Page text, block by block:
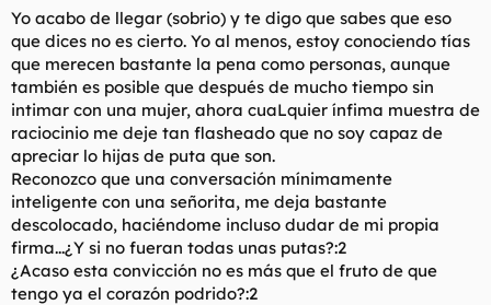
Yo acabo de llegar (sobrio) y te digo que sabes que eso
que dices no es cierto. Yo al menos, estoy conociendo tías
que merecen bastante la pena como personas, aunque
también es posible que después de mucho tiempo sin
intimar con una mujer, ahora cuaLquier ínfima muestra de
raciocinio me deje tan flasheado que no soy capaz de
apreciar lo hijas de puta que son.
Reconozco que una conversación mínimamente
inteligente con una señorita, me deja bastante
descolocado, haciéndome incluso dudar de mi propia
firma...¿Y si no fueran todas unas putas?:2
¿Acaso esta convicción no es más que el fruto de que
tengo ya el corazón podrido?:2